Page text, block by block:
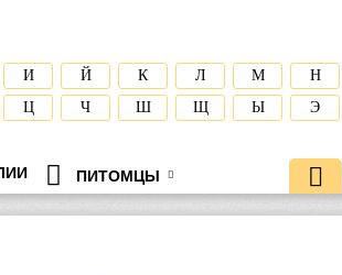
И Й К Л М
Н
Ц
Ч Ш Щ Ы Э
ПИТОМЦЫ